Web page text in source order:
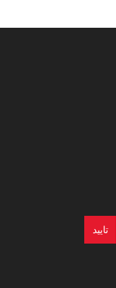
تایید